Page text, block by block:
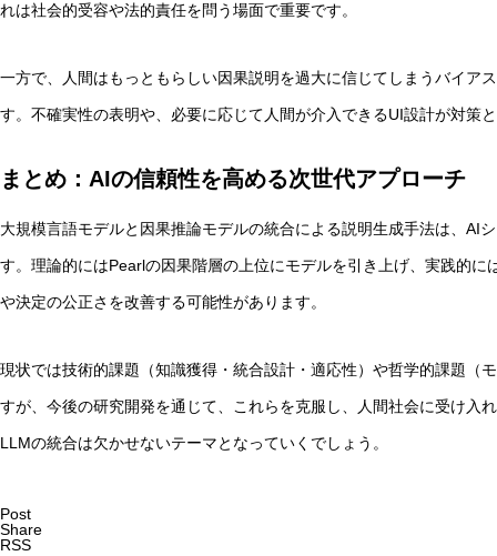
れは社会的受容や法的責任を問う場面で重要です。
一方で、人間はもっともらしい因果説明を過大に信じてしまうバイア
す。不確実性の表明や、必要に応じて人間が介入できるUI設計が対策
まとめ：AIの信頼性を高める次世代アプローチ
大規模言語モデルと因果推論モデルの統合による説明生成手法は、AI
す。理論的にはPearlの因果階層の上位にモデルを引き上げ、実践的
や決定の公正さを改善する可能性があります。
現状では技術的課題（知識獲得・統合設計・適応性）や哲学的課題（
すが、今後の研究開発を通じて、これらを克服し、人間社会に受け入
LLMの統合は欠かせないテーマとなっていくでしょう。
Post
Share
RSS